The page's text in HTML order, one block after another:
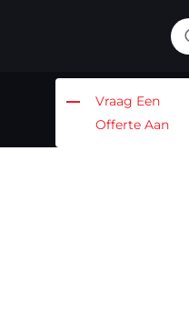
Vraag Een
Offerte Aan